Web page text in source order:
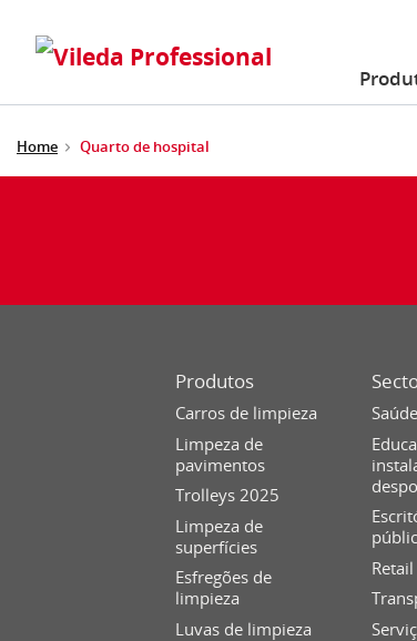
Home Quarto de hospital
Produtos
Carros de limpieza
Limpeza de
pavimentos
Trolleys 2025
Limpeza de
superfícies
Esfregões de
limpieza
Luvas de limpieza
Saúde
Retail